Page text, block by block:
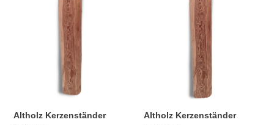
Altholz Kerzenständer
Altholz Kerzenständer